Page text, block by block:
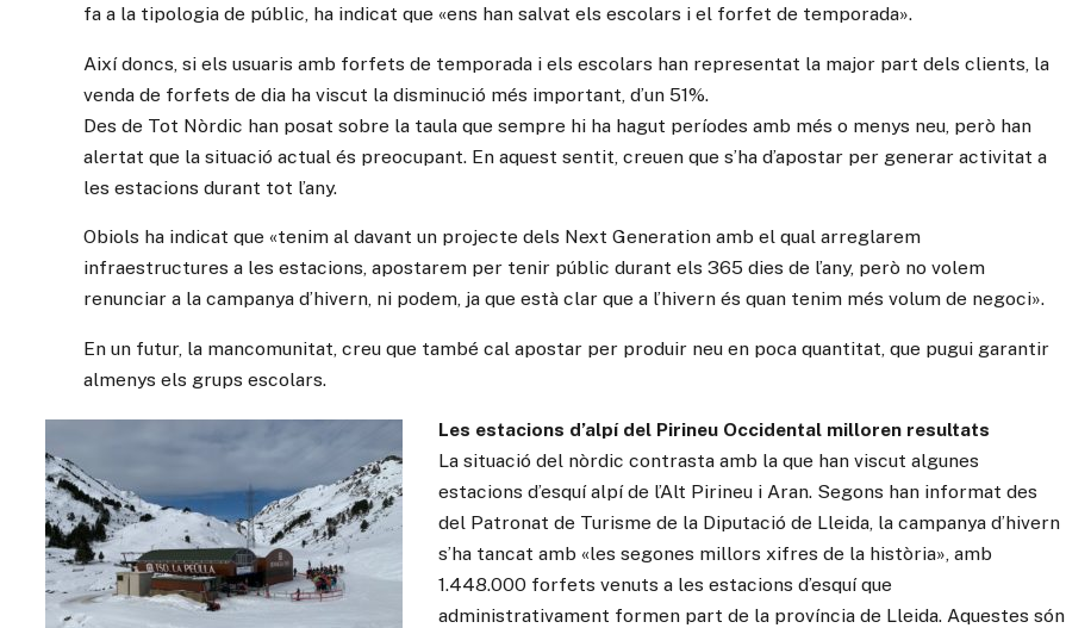
fa a la tipologia de públic, ha indicat que «ens han salvat els escolars i el forfet de temporada».
Així doncs, si els usuaris amb forfets de temporada i els escolars han representat la major part dels clients, la
venda de forfets de dia ha viscut la disminució més important, d’un 51%.
Des de Tot Nòrdic han posat sobre la taula que sempre hi ha hagut períodes amb més o menys neu, però han
alertat que la situació actual és preocupant. En aquest sentit, creuen que s’ha d’apostar per generar activitat a
les estacions durant tot l’any.
Obiols ha indicat que «tenim al davant un projecte dels Next Generation amb el qual arreglarem
infraestructures a les estacions, apostarem per tenir públic durant els 365 dies de l’any, però no volem
renunciar a la campanya d’hivern, ni podem, ja que està clar que a l’hivern és quan tenim més volum de negoci».
En un futur, la mancomunitat, creu que també cal apostar per produir neu en poca quantitat, que pugui garantir
almenys els grups escolars.
Les estacions d’alpí del Pirineu Occidental milloren resultats
La situació del nòrdic contrasta amb la que han viscut algunes
estacions d’esquí alpí de l’Alt Pirineu i Aran. Segons han informat des
del Patronat de Turisme de la Diputació de Lleida, la campanya d’hivern
s’ha tancat amb «les segones millors xifres de la història», amb
1.448.000 forfets venuts a les estacions d’esquí que
administrativament formen part de la província de Lleida. Aquestes són